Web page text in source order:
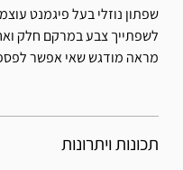
שפתון נוזלי בעל פיגמנט
לשפתייך צבע במרקם חלק
מראה מודגש שאי אפשר
תכונות ויתרונות